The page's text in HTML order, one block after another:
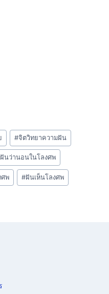
#จิตวิทยาความฝัน
ฝันว่านอนในโลงศพ
ศพ #ฝันเห็นโลงศพ